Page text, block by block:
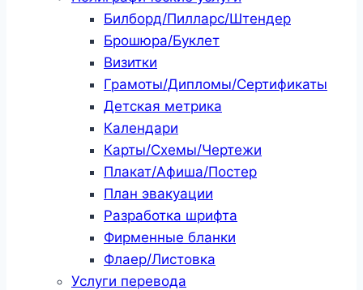
Билборд/Пилларс/Штендер
Брошюра/Буклет
Визитки
Грамоты/Дипломы/Сертификаты
Детская метрика
Календари
Карты/Схемы/Чертежи
Плакат/Афиша/Постер
План эвакуации
Разработка шрифта
Фирменные бланки
Флаер/Листовка
Услуги перевода